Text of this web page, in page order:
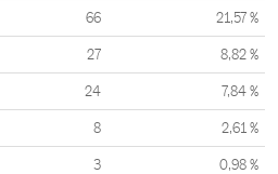
66 21,57 %
27 8,82 %
24 7,84 %
8 2,61 %
3 0,98 %